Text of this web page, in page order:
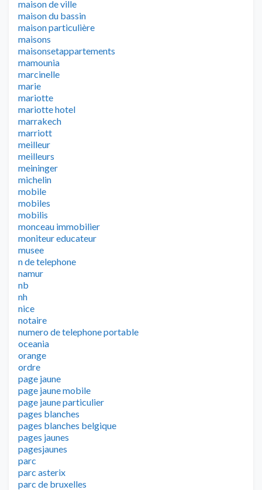
maison de ville
maison du bassin
maison particulière
maisons
maisonsetappartements
mamounia
marcinelle
marie
mariotte
mariotte hotel
marrakech
marriott
meilleur
meilleurs
meininger
michelin
mobile
mobiles
mobilis
monceau immobilier
moniteur educateur
musee
n de telephone
namur
nb
nh
nice
notaire
numero de telephone portable
oceania
orange
ordre
page jaune
page jaune mobile
page jaune particulier
pages blanches
pages blanches belgique
pages jaunes
pagesjaunes
parc
parc asterix
parc de bruxelles